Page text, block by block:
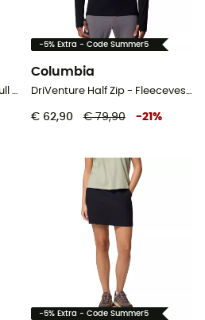
Essential Hike Grid Fleece Full Zip Jacket - Fleecevest - Heren
-5% Extra - Code Summer5
Columbia
DriVenture Half Zip - Fleecevest - Heren
€ 62,90 € 79,90 -21 %
-5% Extra - Code Summer5